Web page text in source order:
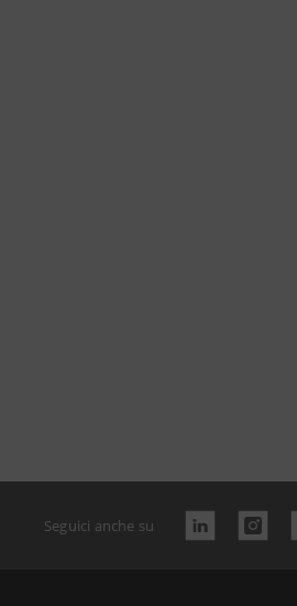
Seguici anche su